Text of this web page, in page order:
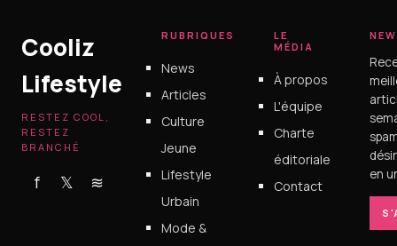
Cooliz
Lifestyle
RESTEZ COOL,
RESTEZ
BRANCHÉ
f 𝕏 ≋
RUBRIQUES
News
Articles
Culture
Jeune
Lifestyle
Urbain
Mode &
LE
MÉDIA
À propos
L'équipe
Charte
éditoriale
Contact
en